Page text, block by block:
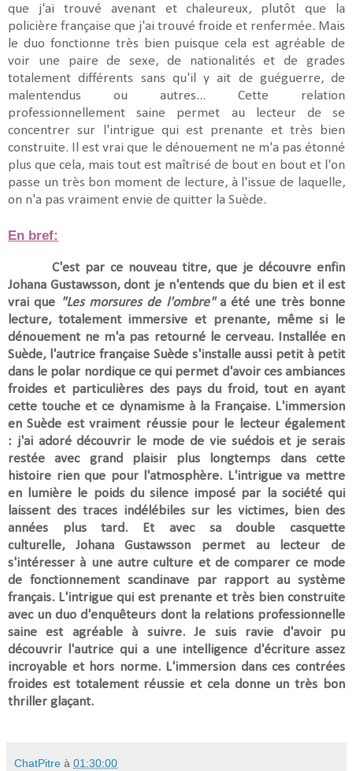
que j'ai trouvé avenant et chaleureux, plutôt que la
policière française que j'ai trouvé froide et renfermée. Mais
le duo fonctionne très bien puisque cela est agréable de
voir une paire de sexe, de nationalités et de grades
totalement différents sans qu'il y ait de guéguerre, de
malentendus ou autres... Cette relation
professionnellement saine permet au lecteur de se
concentrer sur l'intrigue qui est prenante et très bien
construite. Il est vrai que le dénouement ne m'a pas étonné
plus que cela, mais tout est maîtrisé de bout en bout et l'on
passe un très bon moment de lecture, à l'issue de laquelle,
on n'a pas vraiment envie de quitter la Suède.
En bref:
C'est par ce nouveau titre, que je découvre enfin
Johana Gustawsson, dont je n'entends que du bien et il est
vrai que "Les morsures de l'ombre"a été une très bonne
lecture, totalement immersive et prenante, même si le
dénouement ne m'a pas retourné le cerveau. Installée en
Suède, l'autrice française Suède s'installe aussi petit à petit
dans le polar nordique ce qui permet d'avoir ces ambiances
froides et particulières des pays du froid, tout en ayant
cette touche et ce dynamisme à la Française.L'immersion
en Suède est vraiment réussie pour le lecteur également
: j'ai adoré découvrir le mode de vie suédoiset je serais
restée avec grand plaisir plus longtemps dans cette
histoire rien que pour l'atmosphère.
L'intrigue va mettre
en lumière le poids du silence imposé par la société qui
laissent des traces indélébiles sur les victimes, bien des
années plus tard.
Et avec sa double casquette
culturelle, Johana Gustawsson permet au lecteur de
s'intéresser à une autre culture et de comparer ce mode
de fonctionnement scandinave par rapport au système
français. L'intrigue qui est prenante et très bien construite
avec un duo d'enquêteurs dont la relations professionnelle
saine est agréable à suivre. Je suis ravie d'avoir pu
découvrir l'autrice qui a une intelligence d'écriture assez
incroyable et hors norme. L'immersion dans ces contrées
froides est totalement réussie et cela donne un très bon
thriller glaçant.
ChatPitre à 01:30:00